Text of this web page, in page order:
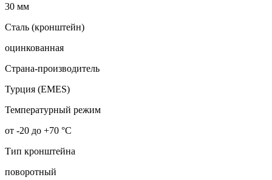
30 мм
Сталь (кронштейн)
оцинкованная
Страна-производитель
Турция (EMES)
Температурный режим
от -20 до +70 °С
Тип кронштейна
поворотный